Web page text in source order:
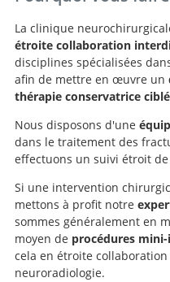
La clinique
étroite collaboration
disciplines spécialisées
afin de mettre en œuvre un
thérapie conservatrice
Nous disposons d'une
dans le traitement des
effectuons un suivi étroit
Si une intervention
mettons à profit notre
sommes généralement en
moyen de procédures
cela en étroite collaboration
neuroradiologie.